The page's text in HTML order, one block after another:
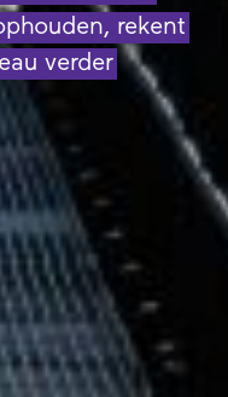
rekent
verder